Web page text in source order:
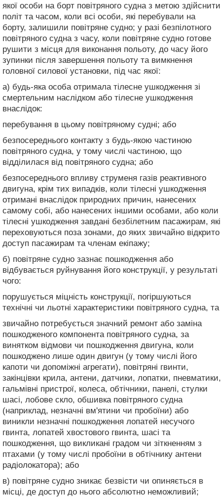
якої особи на борт повітряного судна з метою здійснити
політ та часом, коли всі особи, які перебували на
борту, залишили повітряне судно; у разі безпілотного
повітряного судна з часу, коли повітряне судно готове
рушити з місця для виконання польоту, до часу його
зупинки після завершення польоту та вимкнення
головної силової установки, під час якої:
а) будь-яка особа отримала тілесне ушкодження зі
смертельним наслідком або тілесне ушкодження
внаслідок:
перебування в цьому повітряному судні; або
безпосереднього контакту з будь-якою частиною
повітряного судна, у тому числі частиною, що
відділилася від повітряного судна; або
безпосереднього впливу струменя газів реактивного
двигуна, крім тих випадків, коли тілесні ушкодження
отримані внаслідок природних причин, нанесених
самому собі, або нанесених іншими особами, або коли
тілесні ушкодження завдані безбілетним пасажирам, які
переховуються поза зонами, до яких звичайно відкрито
доступ пасажирам та членам екіпажу;
б) повітряне судно зазнає пошкодження або
відбувається руйнування його конструкції, у результаті
чого:
порушується міцність конструкції, погіршуються
технічні чи льотні характеристики повітряного судна, та
звичайно потребується значний ремонт або заміна
пошкодженого компонента повітряного судна, за
винятком відмови чи пошкодження двигуна, коли
пошкоджено лише один двигун (у тому числі його
капоти чи допоміжні агрегати), повітряні гвинти,
закінцівки крила, антени, датчики, лопатки, пневматики,
гальмівні пристрої, колеса, обтічники, панелі, стулки
шасі, лобове скло, обшивка повітряного судна
(наприклад, незначні вм'ятини чи пробоїни) або
виникли незначні пошкодження лопатей несучого
гвинта, лопатей хвостового гвинта, шасі та
пошкодження, що викликані градом чи зіткненням з
птахами (у тому числі пробоїни в обтічнику антени
радіолокатора); або
в) повітряне судно зникає безвісти чи опиняється в
місці, де доступ до нього абсолютно неможливий;